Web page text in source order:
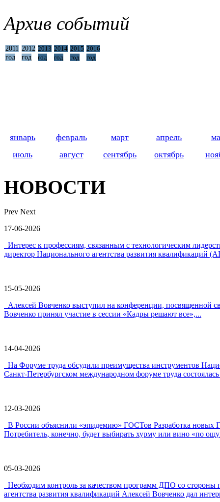
Архив событий
2011
год
2012
год
2013
год
2014
год
2015
год
2016
год
январь февраль март апрель
июль
август сентябрь октябрь
НОВОСТИ
Prev Next
17-06-2026
Интерес к профессиям, связанным с технологическим
директор Национального агентства развития квалификаций
15-05-2026
Алексей Вовченко выступил на конференции,
Вовченко принял участие в сессии «Кадры решают все»,...
14-04-2026
На Форуме труда обсудили преимущества инструментов
Санкт-Петербургском международном форуме труда
12-03-2026
В России объяснили «эпидемию» ГОСТов Разработка новых
Потребитель, конечно, будет выбирать хурму или вино «по
05-03-2026
Необходим контроль за качеством программ ДПО со
агентства развития квалификаций Алексей Вовченко дал